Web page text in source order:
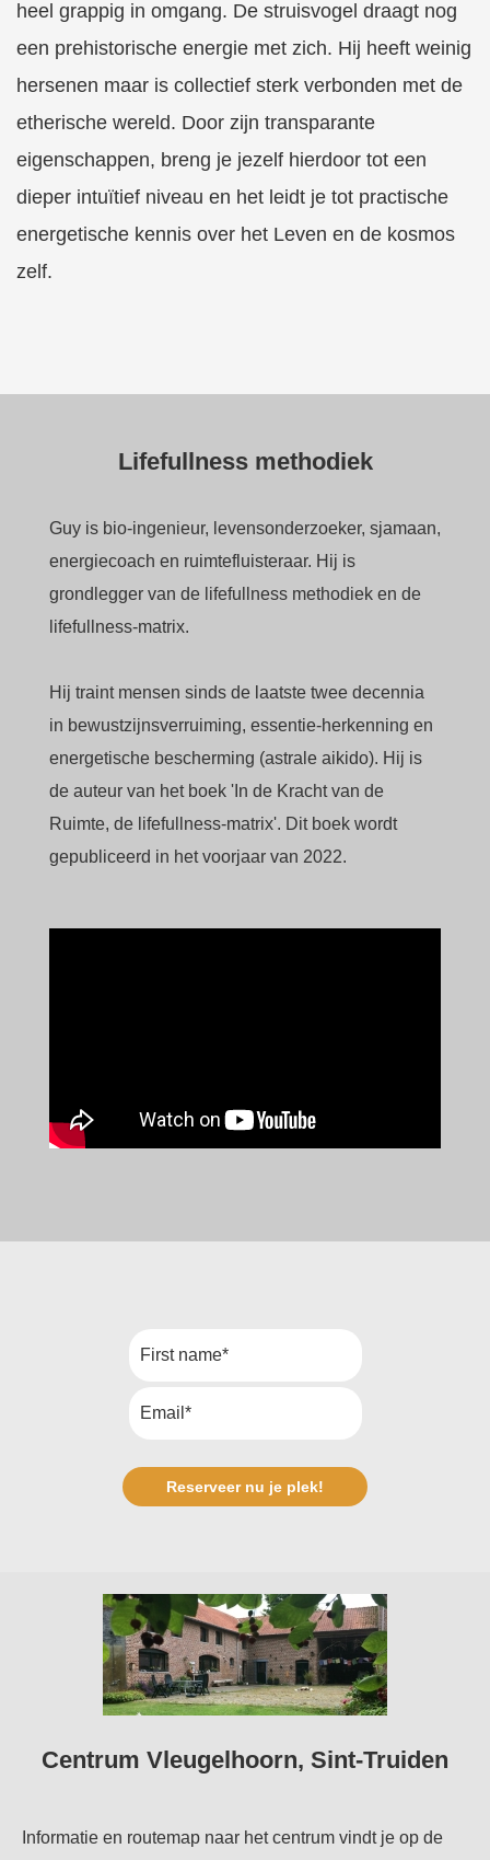
heel grappig in omgang. De struisvogel draagt nog
een prehistorische energie met zich. Hij heeft weinig
hersenen maar is collectief sterk verbonden met de
etherische wereld. Door zijn transparante
eigenschappen, breng je jezelf hierdoor tot een
dieper intuïtief niveau en het leidt je tot practische
energetische kennis over het Leven en de kosmos
zelf.
Lifefullness methodiek
Guy is bio-ingenieur, levensonderzoeker, sjamaan,
energiecoach en ruimtefluisteraar. Hij is
grondlegger van de lifefullness methodiek en de
lifefullness-matrix.
Hij traint mensen sinds de laatste twee decennia
in bewustzijnsverruiming, essentie-herkenning en
energetische bescherming (astrale aikido). Hij is
de auteur van het boek 'In de Kracht van de
Ruimte, de lifefullness-matrix'. Dit boek wordt
gepubliceerd in het voorjaar van 2022.
Reserveer nu je plek!
Centrum Vleugelhoorn, Sint-Truiden
Informatie en routemap naar het centrum vindt je op de